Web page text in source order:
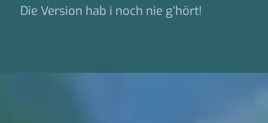
Die Version hab i noch nie g’hört!